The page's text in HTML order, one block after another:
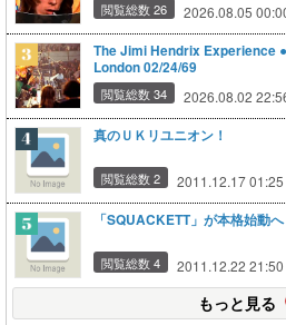
閲覧総数 26 2026.08.05
The Jimi Hendrix Experience
London 02/24/69
閲覧総数 34 2026.08.02
真のＵＫリユニオン！
閲覧総数 2 2011.12.17 01:25
「SQUACKETT」が本格始動へ
閲覧総数 4 2011.12.22 21:50
もっと見る